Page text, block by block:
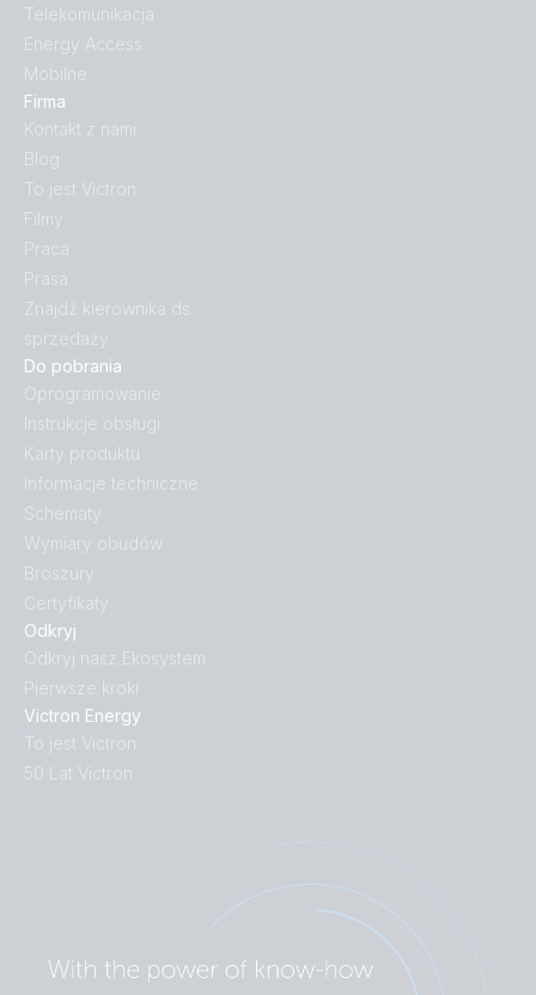
Odkryj
Odkryj nasz Ekosystem
Pierwsze kroki
Victron Energy
To jest Victron
50 Lat Victron
Do pobrania
Oprogramowanie
Instrukcje obsługi
Karty produktu
Informacje techniczne
Schematy
Wymiary obudów
Broszury
Certyfikaty
Telekomunikacja
Energy Access
Mobilne
Firma
Kontakt z nami
Blog
To jest Victron
Filmy
Praca
Prasa
Znajdź kierownika ds.
sprzedaży